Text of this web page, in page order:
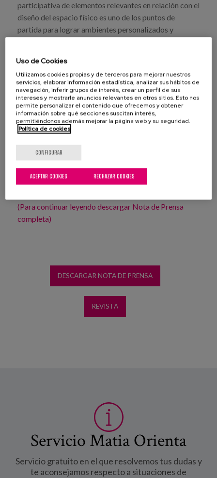
participativa de elementos relevantes en relación con el
diseño del espacio físico es uno de los puntos de
partida para lograr ambientes personalizados y
centros y de las unidades de convivencia.
Con la revista “como en Casa” podremos conocer de
primera mano las claves para la transformación de los
ambientes en centros residenciales y recomendaciones
de decoración y organización de los espacios. Así, a lo
largo de sus páginas encontraremos multitud de trucos
y consejos prácticos que pueden aplicarse de forma
paulatina, en nuestro día a día, sin necesidad de tener un
conocimiento experto en interiorismo y sin una gran
inversión en reformas.
(Para continuar leyendo descargar Nota de Prensa
completa)
DESCARGAR NOTA DE PRENSA
REVISTA
Servicio Matia Orienta
Servicio gratuito en el que resolvemos tus dudas y
te aconsejamos respecto a situaciones de
Uso de Cookies
Utilizamos cookies propias y de terceros para mejorar nuestros
servicios, elaborar información estadística, analizar sus hábitos de
navegación, inferir grupos de interés, crear un perfil de sus
intereses y mostrarle anuncios relevantes en otros sitios. Esto nos
permite personalizar el contenido que ofrecemos y obtener
información sobre qué secciones suscitan interés,
permitiéndonos además mejorar la página web y su seguridad.
Política de cookies
CONFIGURAR
RECHAZAR COOKIES
ACEPTAR COOKIES